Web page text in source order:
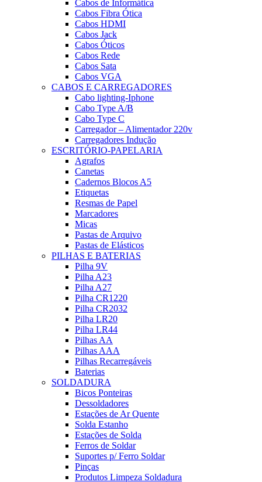
Cabos de Informática
Cabos Fibra Ótica
Cabos HDMI
Cabos Jack
Cabos Óticos
Cabos Rede
Cabos Sata
Cabos VGA
CABOS E CARREGADORES
Cabo lighting-Iphone
Cabo Type A/B
Cabo Type C
Carregador – Alimentador 220v
Carregadores Indução
ESCRITÓRIO-PAPELARIA
Agrafos
Canetas
Cadernos Blocos A5
Etiquetas
Resmas de Papel
Marcadores
Micas
Pastas de Arquivo
Pastas de Elásticos
PILHAS E BATERIAS
Pilha 9V
Pilha A23
Pilha A27
Pilha CR1220
Pilha CR2032
Pilha LR20
Pilha LR44
Pilhas AA
Pilhas AAA
Pilhas Recarregáveis
Baterias
SOLDADURA
Bicos Ponteiras
Dessoldadores
Estações de Ar Quente
Solda Estanho
Estações de Solda
Ferros de Soldar
Suportes p/ Ferro Soldar
Pinças
Produtos Limpeza Soldadura